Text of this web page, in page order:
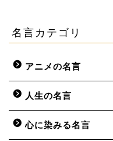
名言カテゴリ
アニメの名言
人生の名言
心に染みる名言